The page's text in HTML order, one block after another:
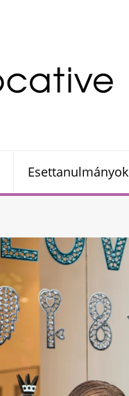
Esettanulmányok